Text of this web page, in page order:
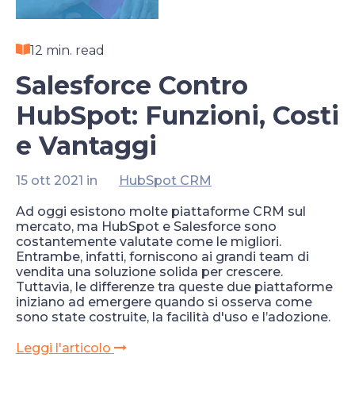
12 min. read
Salesforce Contro
HubSpot: Funzioni, Costi
e Vantaggi
15 ott 2021 in HubSpot CRM
Ad oggi esistono molte piattaforme CRM sul
mercato, ma HubSpot e Salesforce sono
costantemente valutate come le migliori.
Entrambe, infatti, forniscono ai grandi team di
vendita una soluzione solida per crescere.
Tuttavia, le differenze tra queste due piattaforme
iniziano ad emergere quando si osserva come
sono state costruite, la facilità d'uso e l’adozione.
Leggi l'articolo